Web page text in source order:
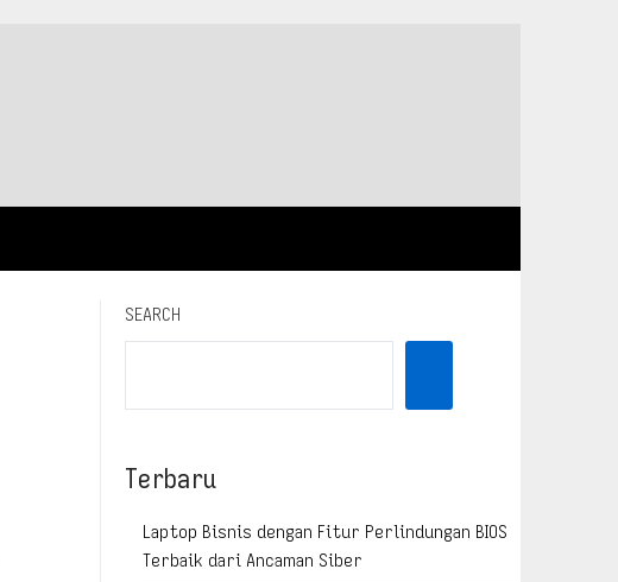
SEARCH
Terbaru
Laptop Bisnis dengan Fitur Perlindungan BIOS
Terbaik dari Ancaman Siber